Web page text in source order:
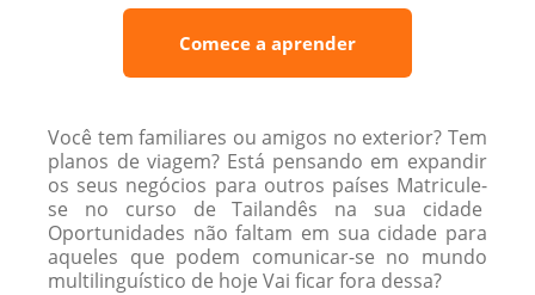
Comece a aprender
Você tem familiares ou amigos no exterior? Tem
planos de viagem? Está pensando em expandir
os seus negócios para outros países Matricule-
se no curso de Tailandês na sua cidade
Oportunidades não faltam em sua cidade para
aqueles que podem comunicar-se no mundo
multilinguístico de hoje Vai ficar fora dessa?